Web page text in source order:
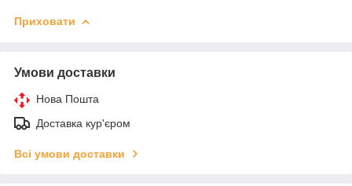
Приховати
Умови доставки
Нова Пошта
Доставка кур'єром
Всі умови доставки